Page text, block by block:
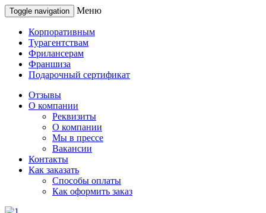
Toggle navigation Меню
Корпоративным
Турагентствам
Фрилансерам
Франшиза
Подарочный сертификат
Отзывы
О компании
Реквизиты
О компании
Мы в прессе
Вакансии
Контакты
Как заказать
Способы оплаты
Как оформить заказ